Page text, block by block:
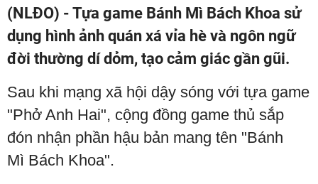
(NLĐO) - Tựa game Bánh Mì Bách Khoa sử
dụng hình ảnh quán xá vỉa hè và ngôn ngữ
đời thường dí dỏm, tạo cảm giác gần gũi.
Sau khi mạng xã hội dậy sóng với tựa game
"Phở Anh Hai", cộng đồng game thủ sắp
đón nhận phần hậu bản mang tên "Bánh
Mì Bách Khoa".